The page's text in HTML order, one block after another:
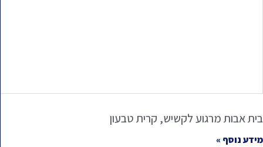
בית אבות מרגוע לקשיש, קרית טבעון
מידע נוסף »